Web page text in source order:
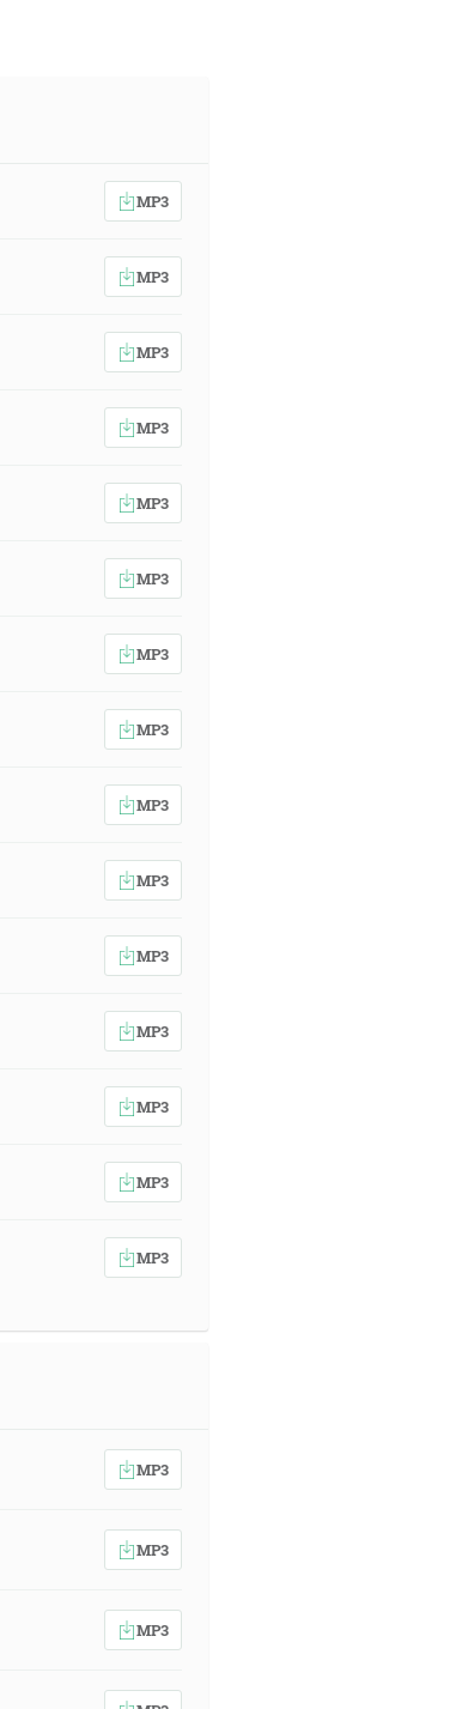
MP3
MP3
MP3
MP3
MP3
MP3
MP3
MP3
MP3
MP3
MP3
MP3
MP3
MP3
MP3
MP3
MP3
MP3